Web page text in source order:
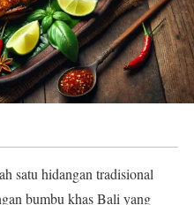
satu hidangan tradisional
bumbu khas Bali yang